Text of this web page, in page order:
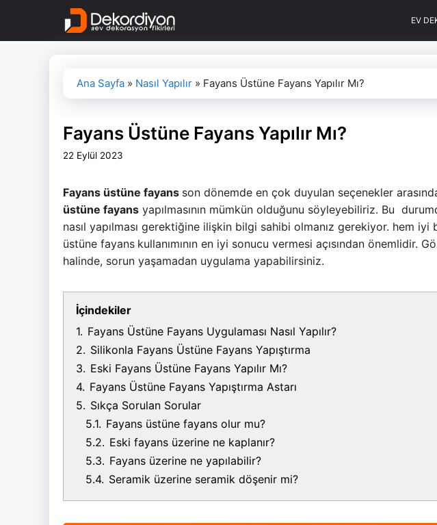
EV
Ana Sayfa » Nasıl Yapılır » Fayans Üstüne Fayans Yapılır Mı?
Fayans Üstüne Fayans Yapılır Mı?
22 Eylül 2023
Fayans üstüne fayans son dönemde en çok duyulan seçenekler
üstüne fayans yapılmasının mümkün olduğunu söyleyebiliriz. Bu
nasıl yapılması gerektiğine ilişkin bilgi sahibi olmanız gerekiyor. hem
üstüne fayans kullanımının en iyi sonucu vermesi açısından önemlidir.
halinde, sorun yaşamadan uygulama yapabilirsiniz.
İçindekiler
1. Fayans Üstüne Fayans Uygulaması Nasıl Yapılır?
2. Silikonla Fayans Üstüne Fayans Yapıştırma
3. Eski Fayans Üstüne Fayans Yapılır Mı?
4. Fayans Üstüne Fayans Yapıştırma Astarı
5. Sıkça Sorulan Sorular
5.1. Fayans üstüne fayans olur mu?
5.2. Eski fayans üzerine ne kaplanır?
5.3. Fayans üzerine ne yapılabilir?
5.4. Seramik üzerine seramik döşenir mi?